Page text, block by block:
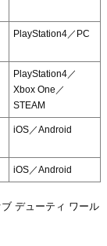
PlayStation4／PC
PlayStation4／
Xbox One／
STEAM
iOS／Android
iOS／Android
デューティ ワール